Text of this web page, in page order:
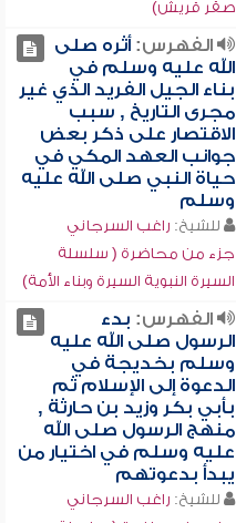
صقر قريش)
الفهرس:أثره صلى
الله عليه وسلم في
بناء الجيل الفريد الذي غير
مجرى التاريخ , سبب
الاقتصار على ذكر بعض
جوانب العهد المكي في
حياة النبي صلى الله عليه
وسلم
للشيخ: راغب السرجاني
جزء من محاضرة ( سلسلة
السيرة النبوية السيرة وبناء الأمة)
الفهرس: بدء
الرسول صلى الله عليه
وسلم بخديجة في
الدعوة إلى الإسلام ثم
بأبي بكر وزيد بن حارثة ,
منهج الرسول صلى الله
عليه وسلم في اختيار من
يبدأ بدعوتهم
للشيخ: راغب السرجاني